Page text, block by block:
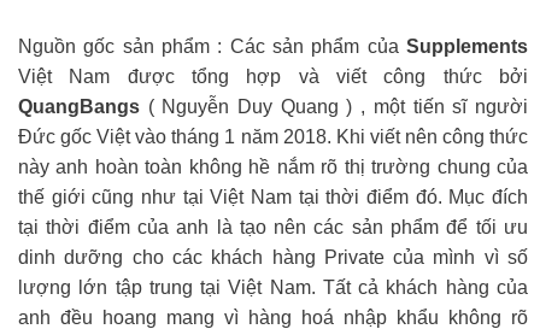
Nguồn gốc sản phẩm : Các sản phẩm của Supplements
Việt Nam được tổng hợp và viết công thức bởi
QuangBangs ( Nguyễn Duy Quang ) , một tiến sĩ người
Đức gốc Việt vào tháng 1 năm 2018. Khi viết nên công thức
này anh hoàn toàn không hề nắm rõ thị trường chung của
thế giới cũng như tại Việt Nam tại thời điểm đó. Mục đích
tại thời điểm của anh là tạo nên các sản phẩm để tối ưu
dinh dưỡng cho các khách hàng Private của mình vì số
lượng lớn tập trung tại Việt Nam. Tất cả khách hàng của
anh đều hoang mang vì hàng hoá nhập khẩu không rõ